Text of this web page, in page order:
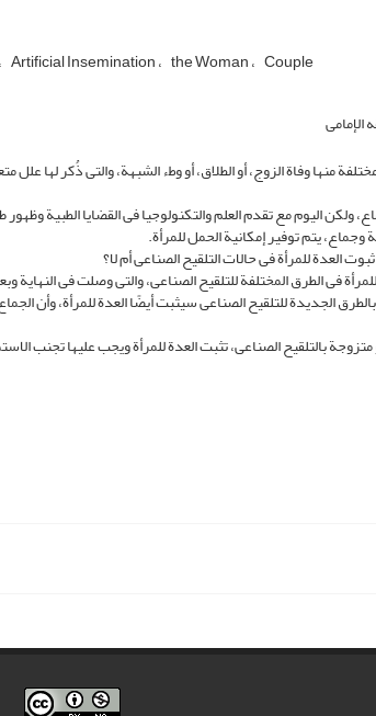
Artificial Insemination the Woman Couple
منها وفاة الزوج، أو الطلاق، أو وطء الشبهة، والتی ذُکر لها
ولکن الیوم مع تقدم العلم والتکنولوجیا فی القضایا الطبیة
یتم توفیر إمکانیة الحمل للمرأة.
العدة للمرأة فی حالات التلقیح الصناعی أم لا؟
الطرق المختلفة للتلقیح الصناعی، والتی وصلت فی النهایة
الجدیدة للتلقیح الصناعی سیثبت أیضًا العدة للمرأة، وأن
بالتلقیح الصناعی، تثبت العدة للمرأة ویجب علیها تجنب